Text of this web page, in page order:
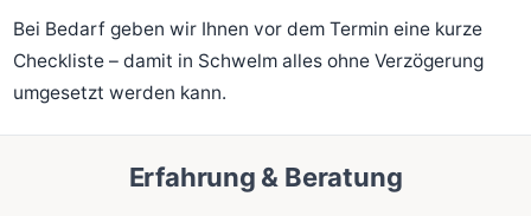
Bei Bedarf geben wir Ihnen vor dem Termin eine kurze
Checkliste – damit in Schwelm alles ohne Verzögerung
umgesetzt werden kann.
Erfahrung & Beratung